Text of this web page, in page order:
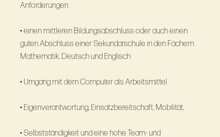
Anforderungen
• einen mittleren Bildungsabschluss oder auch einen
guten Abschluss einer Sekundarschule in den Fächern
Mathematik, Deutsch und Englisch
• Umgang mit dem Computer als Arbeitsmittel
• Eigenverantwortung, Einsatzbereitschaft, Mobilität,
• Selbstständigkeit und eine hohe Team- und